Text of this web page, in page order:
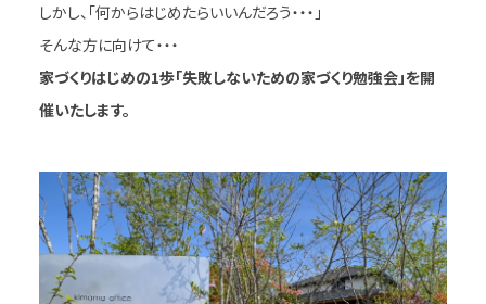
しかし、「何からはじめたらいいんだろう・・・」
そんな方に向けて・・・
家づくりはじめの1歩「失敗しないための家づくり勉強会」を開
催いたします。